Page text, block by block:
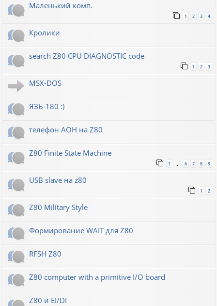
Маленький комп.
1 2 3 4
Кролики
search Z80 CPU DIAGNOSTIC code
1 2 3
MSX-DOS
ЯЗЬ-180 :)
телефон АОН на Z80
Z80 Finite State Machine
1 … 6 7 8 9
USB slave на z80
1 2
Z80 Military Style
Формирование WAIT для Z80
RFSH Z80
Z80 computer with a primitive I/O board
Z80 и EI/DI